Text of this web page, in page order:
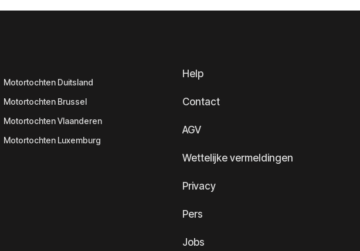
Motortochten Duitsland
Motortochten Brussel
Motortochten Vlaanderen
Motortochten Luxemburg
Help
Contact
AGV
Wettelijke vermeldingen
Privacy
Pers
Jobs